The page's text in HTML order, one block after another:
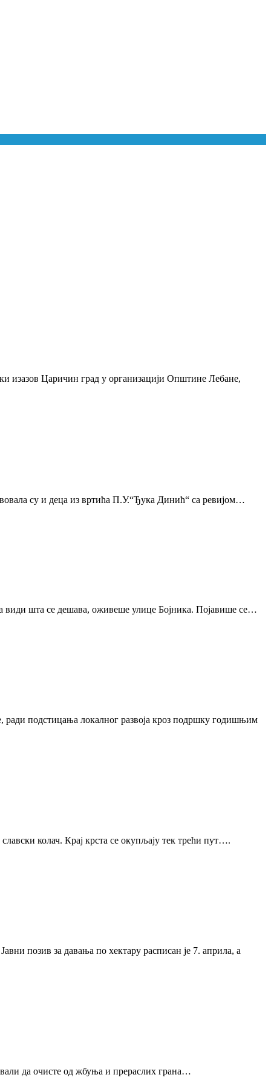
изазов Царичин град у организацији Општине Лебане,
су и деца из вртића П.У.“Ђука Динић“ са ревијом…
види шта се дешава, оживеше улице Бојника. Појавише се…
подстицања локалног развоја кроз подршку годишњим
колач. Крај крста се окупљају тек трећи пут….
позив за давања по хектару расписан је 7. априла, а
да очисте од жбуња и прераслих грана…